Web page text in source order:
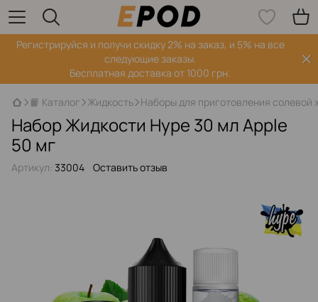
Регистрируйся‌ и получи скидку 2% на заказ, и 5% на все
следующие заказы.
Бесплатная доставка от 1000 грн.
📙 Каталог Жидкость Наборы для приготовления солевой
Набор Жидкости Hype 30 мл Apple
50 мг
Артикул: 33004 Оставить отзыв